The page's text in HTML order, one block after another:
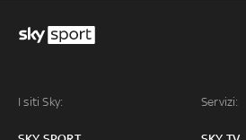
I siti Sky: Servizi: